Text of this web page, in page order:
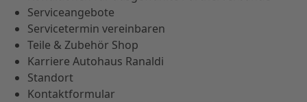
Serviceangebote
Servicetermin vereinbaren
Teile & Zubehör Shop
Karriere Autohaus Ranaldi
Standort
Kontaktformular